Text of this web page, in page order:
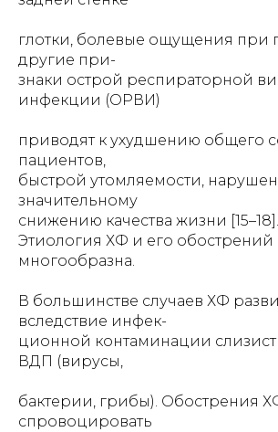
глотки, болевые ощущения при
другие при-
знаки острой респираторной
инфекции (ОРВИ)
приводят к ухудшению общего
пациентов,
быстрой утомляемости,
значительному
снижению качества жизни [15–18].
Этиология ХФ и его обострений
многообразна.
В большинстве случаев ХФ
вследствие инфек-
ционной контаминации
ВДП (вирусы,
бактерии, грибы). Обострения
спровоцировать